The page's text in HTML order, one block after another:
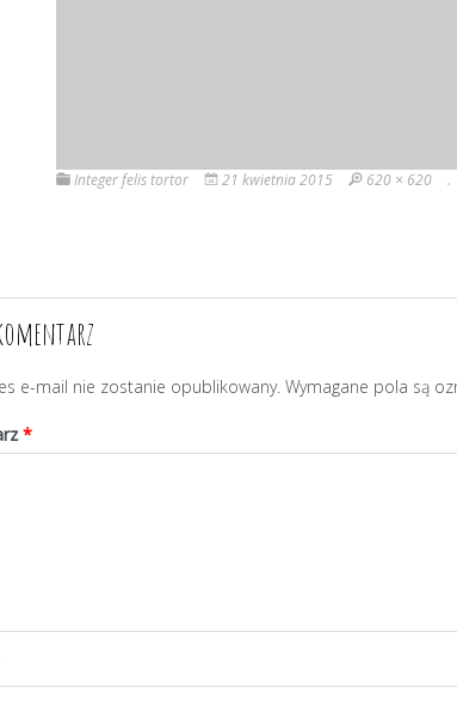
Integer felis tortor 21 kwietnia 2015 620 × 620 .
e-mail nie zostanie opublikowany. Wymagane pola są
*